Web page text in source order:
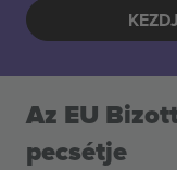
Az EU
pecsétje